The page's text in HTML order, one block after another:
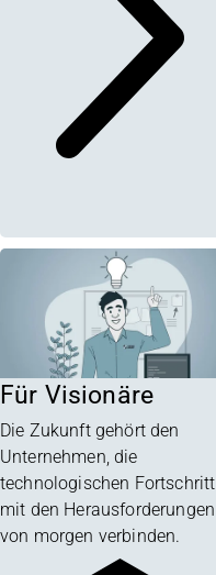
Für Visionäre
Die Zukunft gehört den
Unternehmen, die
technologischen Fortschritt
mit den Herausforderungen
von morgen verbinden.